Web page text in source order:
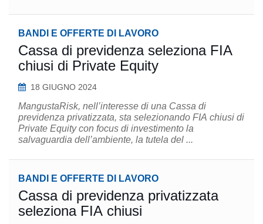
BANDI E OFFERTE DI LAVORO
Cassa di previdenza seleziona FIA
chiusi di Private Equity
18 GIUGNO 2024
MangustaRisk, nell’interesse di una Cassa di
previdenza privatizzata, sta selezionando FIA chiusi di
Private Equity con focus di investimento la
salvaguardia dell’ambiente, la tutela del ...
BANDI E OFFERTE DI LAVORO
Cassa di previdenza privatizzata
seleziona FIA chiusi